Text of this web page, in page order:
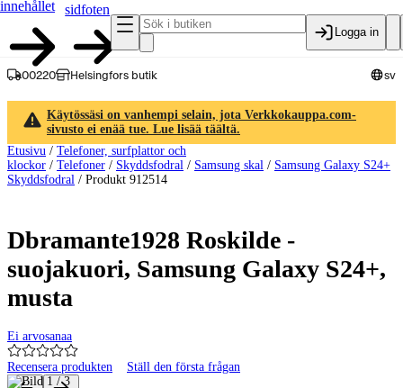
innehållet
sidfoten
Logga in
00220 Helsingfors butik sv
Käytössäsi on vanhempi selain, jota Verkkokauppa.com-
sivusto ei enää tue. Lue lisää täältä.
Etusivu / Telefoner, surfplattor och
klockor / Telefoner / Skyddsfodral / Samsung skal / Samsung Galaxy S24+
Skyddsfodral / Produkt 912514
Dbramante1928 Roskilde -
suojakuori, Samsung Galaxy S24+,
musta
Ei arvosanaa
Recensera produkten Ställ den första frågan